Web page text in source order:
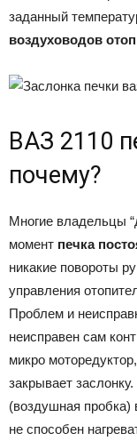
заданный
воздуховодов
ВАЗ 2110
почему?
Многие владельцы
момент печка
никакие повороты
управления
Проблем и
неисправен сам
микро
закрывает
(воздушная пробка)
не способен